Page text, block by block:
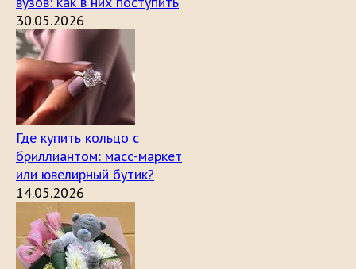
30.05.2026
Где купить кольцо с
бриллиантом: масс-маркет
или ювелирный бутик?
14.05.2026